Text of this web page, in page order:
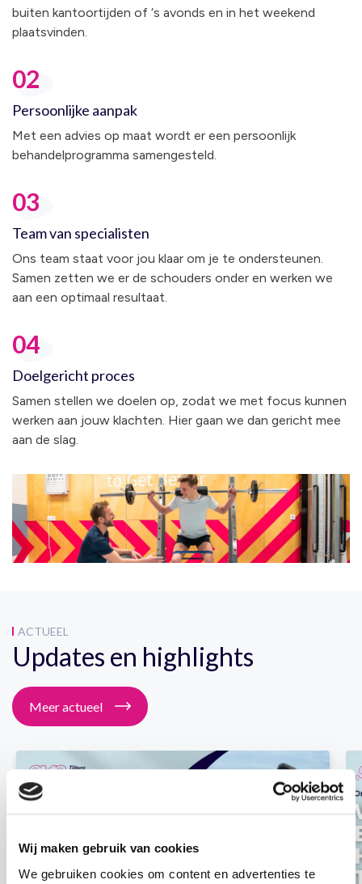
Wij maken gebruik van cookies
We gebruiken cookies om content en advertenties te
buiten kantoortijden of ‘s avonds en in het weekend
plaatsvinden.
02
Persoonlijke aanpak
Met een advies op maat wordt er een persoonlijk
behandelprogramma samengesteld.
03
Team van specialisten
Ons team staat voor jou klaar om je te ondersteunen.
Samen zetten we er de schouders onder en werken we
aan een optimaal resultaat.
04
Doelgericht proces
Samen stellen we doelen op, zodat we met focus kunnen
werken aan jouw klachten. Hier gaan we dan gericht mee
aan de slag.
ACTUEEL
Updates en highlights
Meer actueel